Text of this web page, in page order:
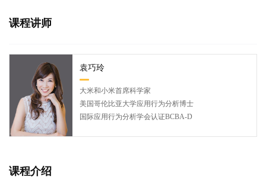
课程讲师
袁巧玲
大米和小米首席科学家
美国哥伦比亚大学应用行为分析博士
国际应用行为分析学会认证BCBA-D
课程介绍